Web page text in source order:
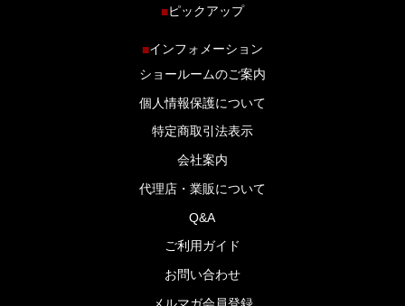
商品ラインナップ
ブログ
■ピックアップ
■インフォメーション
ショールームのご案内
個人情報保護について
特定商取引法表示
会社案内
代理店・業販について
Q&A
ご利用ガイド
お問い合わせ
メルマガ会員登録